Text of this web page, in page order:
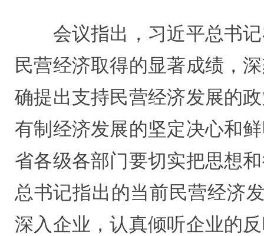
会议指出，习近平总书记
民营经济取得的显著成绩，
确提出支持民营经济发展的
有制经济发展的坚定决心和
省各级各部门要切实把思想
总书记指出的当前民营经济
深入企业，认真倾听企业的